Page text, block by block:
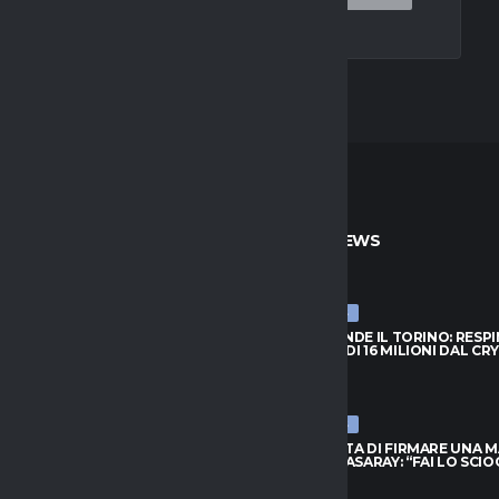
ULTIME NEWS
ULTIME NEWS
NJIE SI PRENDE IL TORINO:
L’OFFERTA DI 16 MILIONI DAL
ULTIME NEWS
LEAO RIFIUTA DI FIRMARE UNA
DEL GALATASARAY: “FAI LO